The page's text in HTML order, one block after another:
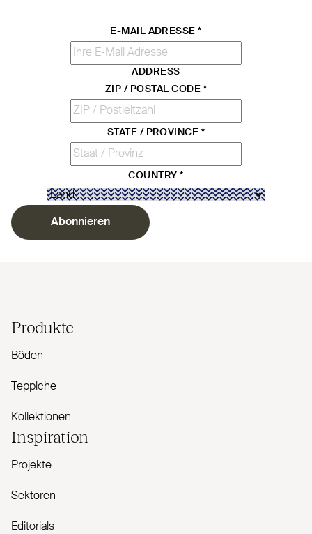
E-MAIL ADRESSE*
ADDRESS
ZIP / POSTAL CODE *
STATE / PROVINCE *
COUNTRY*
Abonnieren
Produkte
Böden
Teppiche
Kollektionen
Inspiration
Projekte
Sektoren
Editorials